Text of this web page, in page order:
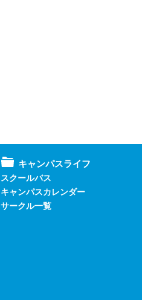
キャンパスライフ
スクールバス
キャンパスカレンダー
サークル一覧